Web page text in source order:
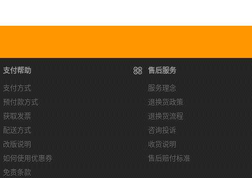
支付帮助
支付方式
预付款方式
获取发票
配送方式
改版说明
如何使用优惠券
免责条款
售后服务
服务理念
退换货政策
退换货流程
咨询投诉
收货说明
售后赔付标准